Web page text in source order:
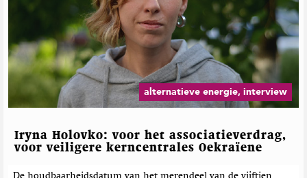
alternatieve energie, interview
Iryna Holovko: voor het associatieverdrag,
voor veiligere kerncentrales Oekraïene
De houdbaarheidsdatum van het merendeel van de vijftien